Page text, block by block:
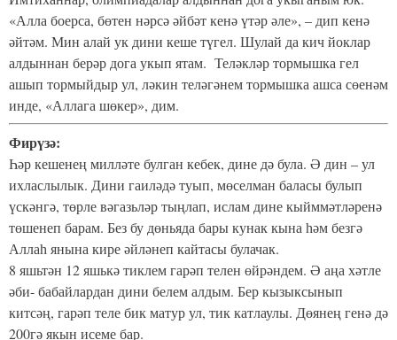
«Алла боерса, бөтен нәрсә әйбәт кенә үтәр әле», – дип кенә
әйтәм. Мин алай ук дини кеше түгел. Шулай да кич йоклар
алдыннан берәр дога укып ятам. Теләкләр тормышка гел
ашып тормыйдыр ул, ләкин теләгәнем тормышка ашса сөенәм
инде, «Аллага шөкер», дим.
Фирүзә:
Һәр кешенең милләте булган кебек, дине дә була. Ә дин – ул
ихласлылык. Дини гаиләдә туып, мөселман баласы булып
үскәнгә, төрле вәгазьләр тыңлап, ислам дине кыйммәтләренә
төшенеп барам. Без бу дөньяда бары кунак кына һәм безгә
Аллаһ янына кире әйләнеп кайтасы булачак.
8 яшьтән 12 яшькә тиклем гарәп телен өйрәндем. Ә аңа хәтле
әби- бабайлардан дини белем алдым. Бер кызыксынып
китсәң, гарәп теле бик матур ул, тик катлаулы. Дөянең генә дә
200гә якын исеме бар.